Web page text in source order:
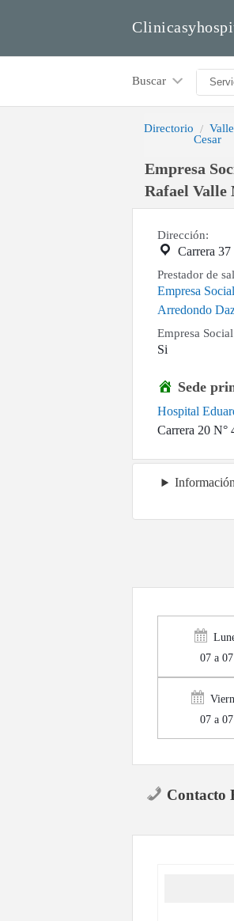
Buscar
Directorio
Cesar
Empresa
Rafael Valle
Dirección:
Carrera
Prestador de
Empresa
Arredondo
Empresa
Si
Sede
Hospital
Carrera 20 N°
07 a 07
07 a 07
Contacto